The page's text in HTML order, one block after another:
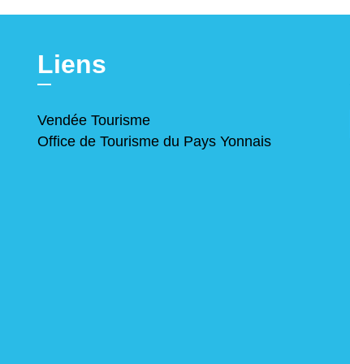
Liens
Vendée Tourisme
Office de Tourisme du Pays Yonnais